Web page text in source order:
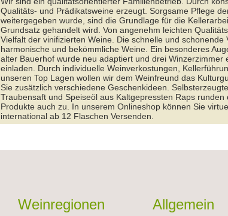
Qualitäts- und Prädikatsweine erzeugt. Sorgsame Pflege
weitergegeben wurde, sind die Grundlage für die
Grundsatz gehandelt wird. Von angenehm leichten
Vielfalt der vinifizierten Weine. Die schnelle und
harmonische und bekömmliche Weine. Ein besonderes
alter Bauerhof wurde neu adaptiert und drei
einladen. Durch individuelle Weinverkostungen,
unseren Top Lagen wollen wir dem Weinfreund das
Sie zusätzlich verschiedene Geschenkideen.
Traubensaft und Speiseöl aus Kaltgepressten Raps
Produkte auch zu. In unserem Onlineshop können Sie
international ab 12 Flaschen Versenden.
Weinregionen Allgemein